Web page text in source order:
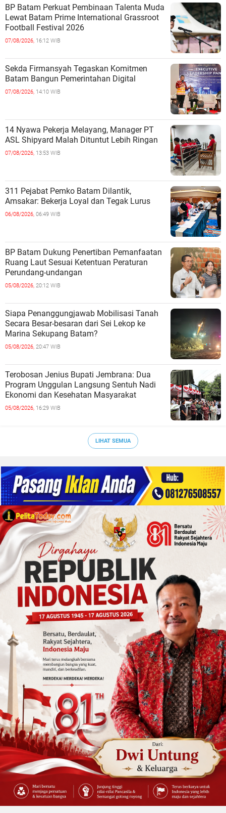
BP Batam Perkuat Pembinaan Talenta Muda
Lewat Batam Prime International Grassroot
Football Festival 2026
07/08/2026, 16:12 WIB
Sekda Firmansyah Tegaskan Komitmen
Batam Bangun Pemerintahan Digital
07/08/2026, 14:10 WIB
14 Nyawa Pekerja Melayang, Manager PT
ASL Shipyard Malah Dituntut Lebih Ringan
07/08/2026, 13:53 WIB
311 Pejabat Pemko Batam Dilantik,
Amsakar: Bekerja Loyal dan Tegak Lurus
06/08/2026, 06:49 WIB
BP Batam Dukung Penertiban Pemanfaatan
Ruang Laut Sesuai Ketentuan Peraturan
Perundang-undangan
05/08/2026, 20:12 WIB
Siapa Penanggungjawab Mobilisasi Tanah
Secara Besar-besaran dari Sei Lekop ke
Marina Sekupang Batam?
05/08/2026, 20:47 WIB
Terobosan Jenius Bupati Jembrana: Dua
Program Unggulan Langsung Sentuh Nadi
Ekonomi dan Kesehatan Masyarakat
05/08/2026, 16:29 WIB
LIHAT SEMUA